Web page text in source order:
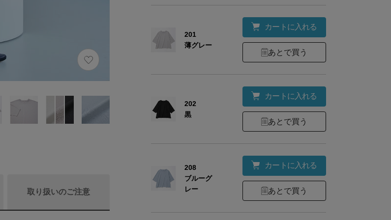
取り扱いのご注意
201
薄グレー
カートに入れる
あとで買う
202
黒
カートに入れる
あとで買う
208
ブルーグ
レー
カートに入れる
あとで買う